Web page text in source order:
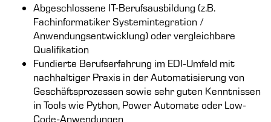
Abgeschlossene IT-Berufsausbildung (z.B.
Fachinformatiker Systemintegration /
Anwendungsentwicklung) oder vergleichbare
Qualifikation
Fundierte Berufserfahrung im EDI-Umfeld mit
nachhaltiger Praxis in der Automatisierung von
Geschäftsprozessen sowie sehr guten Kenntnissen
in Tools wie Python, Power Automate oder Low-
Code-Anwendungen